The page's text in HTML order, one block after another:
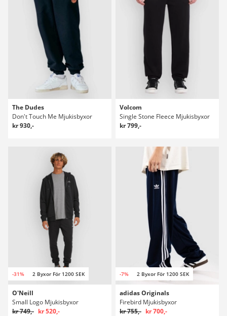
The Dudes
Don't Touch Me Mjukisbyxor
kr 930,-
Volcom
Single Stone Fleece Mjukisbyxor
kr 799,-
-31% 2 Byxor För 1200 SEK
O'Neill
Small Logo Mjukisbyxor
kr 749,- kr 520,-
-7% 2 Byxor För 1200 SEK
adidas Originals
Firebird Mjukisbyxor
kr 755,- kr 700,-